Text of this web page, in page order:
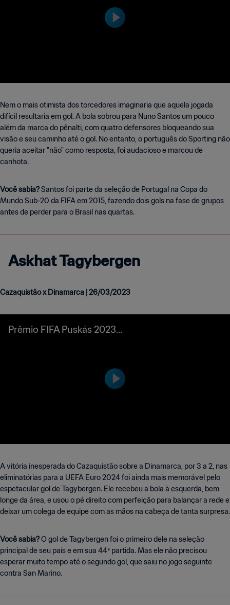
Nem o mais otimista dos torcedores imaginaria que aquela jogada
difícil resultaria em gol. A bola sobrou para Nuno Santos um pouco
além da marca do pênalti, com quatro defensores bloqueando sua
visão e seu caminho até o gol. No entanto, o português do Sporting não
queria aceitar "não" como resposta, foi audacioso e marcou de
canhota.
Você sabia?Santos foi parte da seleção de Portugal na Copa do
Mundo Sub-20 da FIFA em 2015, fazendo dois gols na fase de grupos
antes de perder para o Brasil nas quartas.
Askhat Tagybergen
Cazaquistão x Dinamarca | 26/03/2023
Prêmio FIFA Puskás 2023 |
A vitória inesperada do Cazaquistão sobre a Dinamarca, por 3 a 2, nas
eliminatórias para a UEFA Euro 2024 foi ainda mais memorável pelo
espetacular gol de Tagybergen. Ele recebeu a bola à esquerda, bem
longe da área, e usou o pé direito com perfeição para balançar a rede e
deixar um colega de equipe com as mãos na cabeça de tanta surpresa.
Você sabia?O gol de Tagybergen foi o primeiro dele na seleção
principal de seu país e em sua 44ª partida. Mas ele não precisou
esperar muito tempo até o segundo gol, que saiu no jogo seguinte
contra San Marino.